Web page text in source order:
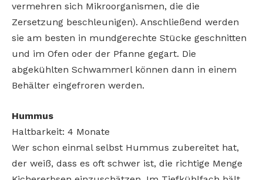
vermehren sich Mikroorganismen, die die
Zersetzung beschleunigen). Anschließend werden
sie am besten in mundgerechte Stücke geschnitten
und im Ofen oder der Pfanne gegart. Die
abgekühlten Schwammerl können dann in einem
Behälter eingefroren werden.
Hummus
Haltbarkeit: 4 Monate
Wer schon einmal selbst Hummus zubereitet hat,
der weiß, dass es oft schwer ist, die richtige Menge